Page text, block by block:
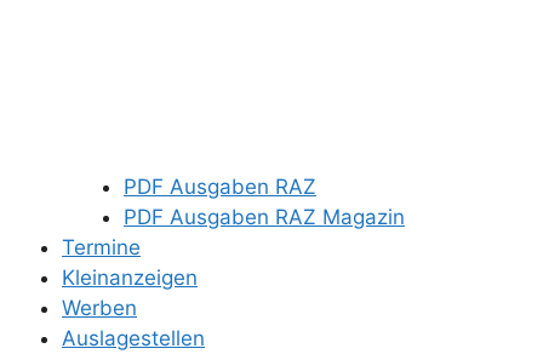
PDF Ausgaben RAZ
PDF Ausgaben RAZ Magazin
Termine
Kleinanzeigen
Werben
Auslagestellen